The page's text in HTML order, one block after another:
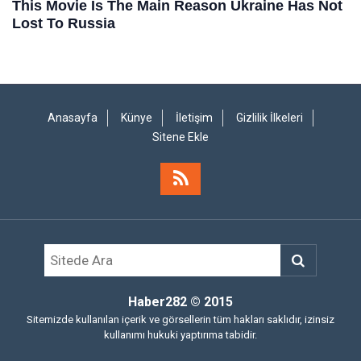
Anasayfa Künye İletişim
Gizlilik İlkeleri
Sitene Ekle
Haber282 © 2015
Sitemizde kullanılan içerik ve görsellerin tüm hakları saklıdır, izinsiz
kullanımı hukuki yaptırıma tabidir.